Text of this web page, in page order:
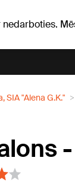
SIA "Alena G.K."